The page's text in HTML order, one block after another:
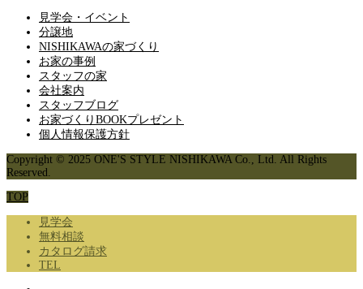
見学会・イベント
分譲地
NISHIKAWAの家づくり
お家の事例
スタッフの家
会社案内
スタッフブログ
お家づくりBOOKプレゼント
個人情報保護方針
Copyright © 2025 ONE'S STYLE NISHIKAWA Co., Ltd. All Rights
Reserved.
TOP
見学会
無料相談
カタログ請求
TEL